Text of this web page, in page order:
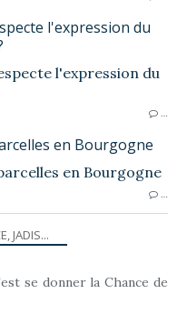
l'expression du
en Bourgogne
JADIS...
se donner la Chance de